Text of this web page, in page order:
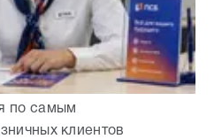
по самым
клиентов